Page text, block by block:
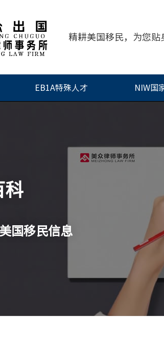
精耕美国移民，为您贴
EB1A特殊人才 NIW国
科
国移民信息